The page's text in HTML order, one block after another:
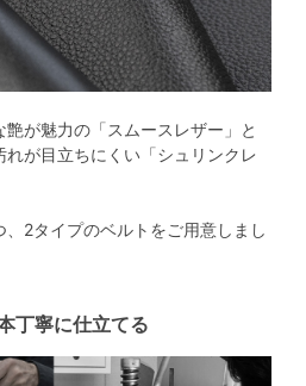
が魅力の「スムースレザー」と
が目立ちにくい「シュリンクレ
2タイプのベルトをご用意しまし
丁寧に仕立てる